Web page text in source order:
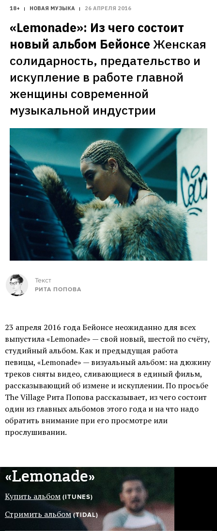
18+ НОВАЯ МУЗЫКА 26 АПРЕЛЯ 2016
«Lemonade»: Из чего состоит
новый альбом Бейонсе Женская
солидарность, предательство и
искупление в работе главной
женщины современной
музыкальной индустрии
Текст
РИТА ПОПОВА
23 апреля 2016 года Бейонсе неожиданно для всех
выпустила «Lemonade» — свой новый, шестой по счёту,
студийный альбом. Как и предыдущая работа
певицы, «Lemonade» — визуальный альбом: на дюжину
треков сняты видео, сливающиеся в единый фильм,
рассказывающий об измене и искуплении. По просьбе
The Village Рита Попова рассказывает, из чего состоит
один из главных альбомов этого года и на что надо
обратить внимание при его просмотре или
прослушивании.
«Lemonade»
Купить альбом (ITUNES)
Стримить альбом (TIDAL)